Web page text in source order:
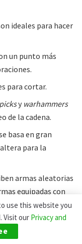
ideales para hacer
un punto más
para cortar.
picksy warhammers
de la cadena.
basa en gran
para la
armas aleatorias
equipadas con
use this website you
Visit our Privacy and